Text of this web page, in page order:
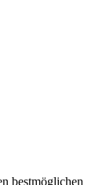
bestmöglichen